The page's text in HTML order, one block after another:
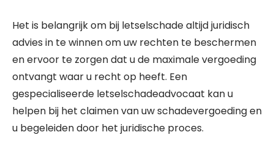
Het is belangrijk om bij letselschade altijd juridisch
advies in te winnen om uw rechten te beschermen
en ervoor te zorgen dat u de maximale vergoeding
ontvangt waar u recht op heeft. Een
gespecialiseerde letselschadeadvocaat kan u
helpen bij het claimen van uw schadevergoeding en
u begeleiden door het juridische proces.